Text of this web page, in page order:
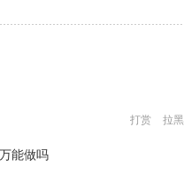
打赏 拉黑
能做吗